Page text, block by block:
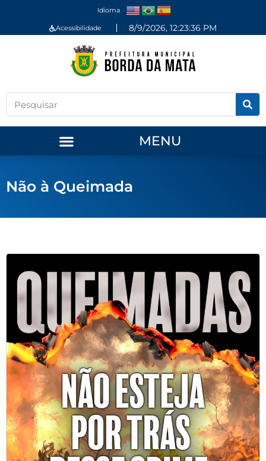
Idioma
Acessibilidade 8/9/2026, 12:23:36 PM
MENU
Não à Queimada